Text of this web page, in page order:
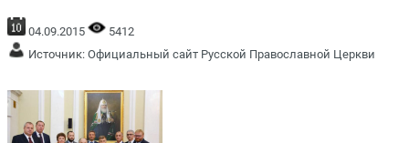
04.09.2015
5412
Источник: Официальный сайт Русской Православной Церкви